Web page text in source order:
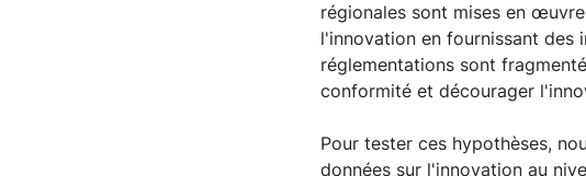
régionales sont mises en
l'innovation en fournissant des
réglementations sont
conformité et décourager
Pour tester ces hypothèses,
données sur l'innovation au